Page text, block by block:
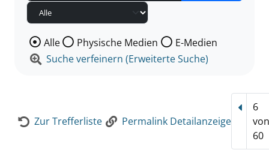
Wählen Sie die Medienart nach der Sie suchen wollen.
Alle Physische Medien
E-Medien
Suche verfeinern (Erweiterte Suche)
Zur Trefferliste Permalink Detailanzeige
6
60